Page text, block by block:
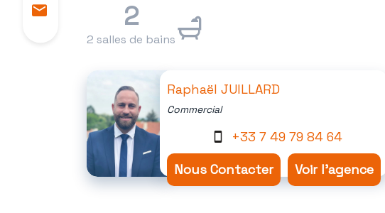
2
2 salles de bains
Raphaël JUILLARD
Commercial
+33 7 49 79 84 64
Nous Contacter
Voir l'agence